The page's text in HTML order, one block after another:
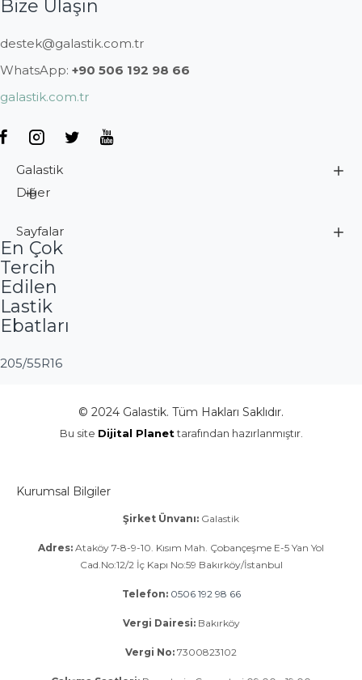
Bize Ulaşın
destek@galastik.com.tr
WhatsApp: +90 506 192 98 66
galastik.com.tr
Galastik
Diğer
Sayfalar
En Çok
Tercih
Edilen
Lastik
Ebatları
205/55R16
© 2024 Galastik. Tüm Hakları Saklıdır.
Bu site Dijital Planettarafından hazırlanmıştır.
Kurumsal Bilgiler
Şirket Ünvanı: Galastik
Adres: Ataköy 7-8-9-10. Kısım Mah. Çobançeşme E-5 Yan Yol
Cad.No:12/2 İç Kapı No:59 Bakırköy/İstanbul
Telefon: 0506 192 98 66
Vergi Dairesi:Bakırköy
Vergi No: 7300823102